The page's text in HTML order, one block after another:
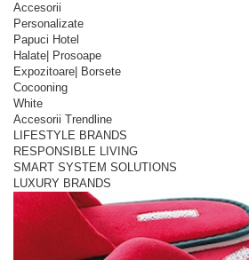
Accesorii
Personalizate
Papuci Hotel
Halate| Prosoape
Expozitoare| Borsete
Cocooning
White
Accesorii Trendline
LIFESTYLE BRANDS
RESPONSIBLE LIVING
SMART SYSTEM SOLUTIONS
LUXURY BRANDS